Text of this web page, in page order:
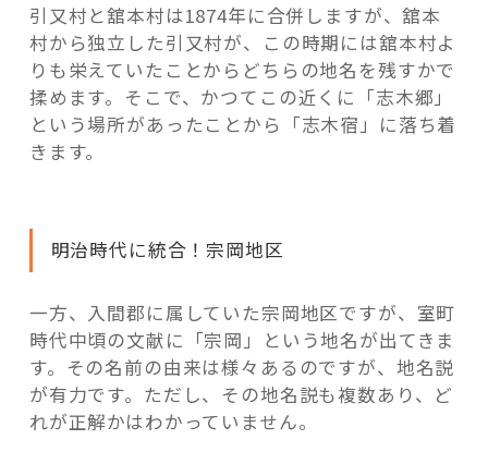
引又村と舘本村は1874年に合併しますが、舘本
村から独立した引又村が、この時期には舘本村よ
りも栄えていたことからどちらの地名を残すかで
揉めます。そこで、かつてこの近くに「志木郷」
という場所があったことから「志木宿」に落ち着
きます。
明治時代に統合！宗岡地区
一方、入間郡に属していた宗岡地区ですが、室町
時代中頃の文献に「宗岡」という地名が出てきま
す。その名前の由来は様々あるのですが、地名説
が有力です。ただし、その地名説も複数あり、ど
れが正解かはわかっていません。